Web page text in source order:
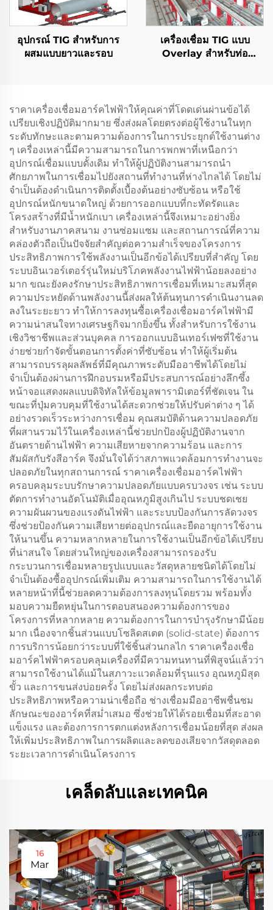
อุปกรณ์ TIG สําหรับการ
ผสมแบบยาวและรอบ
เครื่องเชื่อม TIG แบบ
Overlay สำหรับท่อ
ราคาเครื่องเชื่อมอาร์คไฟฟ้าให้คุณค่าที่โดดเด่นผ่านข้อได้
เปรียบเชิงปฏิบัติมากมาย ซึ่งส่งผลโดยตรงต่อผู้ใช้งานในทุก
ระดับทักษะและตามความต้องการในการประยุกต์ใช้งานต่าง
ๆ เครื่องเหล่านี้มีความสามารถในการพกพาที่เหนือกว่า
อุปกรณ์เชื่อมแบบดั้งเดิม ทำให้ผู้ปฏิบัติงานสามารถนำ
ศักยภาพในการเชื่อมไปยังสถานที่ทำงานที่ห่างไกลได้ โดยไม่
จำเป็นต้องดำเนินการติดตั้งเบื้องต้นอย่างซับซ้อน หรือใช้
อุปกรณ์หนักขนาดใหญ่ ด้วยการออกแบบที่กะทัดรัดและ
โครงสร้างที่มีน้ำหนักเบา เครื่องเหล่านี้จึงเหมาะอย่างยิ่ง
สำหรับงานภาคสนาม งานซ่อมแซม และสถานการณ์ที่ความ
คล่องตัวถือเป็นปัจจัยสำคัญต่อความสำเร็จของโครงการ
ประสิทธิภาพการใช้พลังงานเป็นอีกข้อได้เปรียบที่สำคัญ โดย
ระบบอินเวอร์เตอร์รุ่นใหม่บริโภคพลังงานไฟฟ้าน้อยลงอย่าง
มาก ขณะยังคงรักษาประสิทธิภาพการเชื่อมที่เหมาะสมที่สุด
ความประหยัดด้านพลังงานนี้ส่งผลให้ต้นทุนการดำเนินงานลด
ลงในระยะยาว ทำให้การลงทุนซื้อเครื่องเชื่อมอาร์คไฟฟ้ามี
ความน่าสนใจทางเศรษฐกิจมากยิ่งขึ้น ทั้งสำหรับการใช้งาน
เชิงวิชาชีพและส่วนบุคคล การออกแบบอินเทอร์เฟซที่ใช้งาน
ง่ายช่วยกำจัดขั้นตอนการตั้งค่าที่ซับซ้อน ทำให้ผู้เริ่มต้น
สามารถบรรลุผลลัพธ์ที่มีคุณภาพระดับมืออาชีพได้โดยไม่
จำเป็นต้องผ่านการฝึกอบรมหรือมีประสบการณ์อย่างลึกซึ้ง
หน้าจอแสดงผลแบบดิจิทัลให้ข้อมูลพารามิเตอร์ที่ชัดเจน ใน
ขณะที่ปุ่มควบคุมที่ใช้งานได้สะดวกช่วยให้ปรับค่าต่าง ๆ ได้
อย่างรวดเร็วระหว่างการเชื่อม คุณสมบัติด้านความปลอดภัย
ที่ผสานรวมไว้ในเครื่องเหล่านี้ช่วยปกป้องผู้ปฏิบัติงานจาก
อันตรายด้านไฟฟ้า ความเสียหายจากความร้อน และการ
สัมผัสกับรังสีอาร์ค จึงมั่นใจได้ว่าสภาพแวดล้อมการทำงานจะ
ปลอดภัยในทุกสถานการณ์ ราคาเครื่องเชื่อมอาร์คไฟฟ้า
ครอบคลุมระบบรักษาความปลอดภัยแบบครบวงจร เช่น ระบบ
ตัดการทำงานอัตโนมัติเมื่ออุณหภูมิสูงเกินไป ระบบชดเชย
ความผันผวนของแรงดันไฟฟ้า และระบบป้องกันการลัดวงจร
ซึ่งช่วยป้องกันความเสียหายต่ออุปกรณ์และยืดอายุการใช้งาน
ให้นานขึ้น ความหลากหลายในการใช้งานเป็นอีกข้อได้เปรียบ
ที่น่าสนใจ โดยส่วนใหญ่ของเครื่องสามารถรองรับ
กระบวนการเชื่อมหลายรูปแบบและวัสดุหลายชนิดได้โดยไม่
จำเป็นต้องซื้ออุปกรณ์เพิ่มเติม ความสามารถในการใช้งานได้
หลายหน้าที่นี้ช่วยลดความต้องการลงทุนโดยรวม พร้อมทั้ง
มอบความยืดหยุ่นในการตอบสนองความต้องการของ
โครงการที่หลากหลาย ความต้องการในการบำรุงรักษามีน้อย
มาก เนื่องจากชิ้นส่วนแบบโซลิดสเตต (solid-state) ต้องการ
การบริการน้อยกว่าระบบที่ใช้ชิ้นส่วนกลไก ราคาเครื่องเชื่อ
มอาร์คไฟฟ้าครอบคลุมเครื่องที่มีความทนทานที่พิสูจน์แล้วว่า
สามารถใช้งานได้แม้ในสภาวะแวดล้อมที่รุนแรง อุณหภูมิสุด
ขั้ว และการขนส่งบ่อยครั้ง โดยไม่ส่งผลกระทบต่อ
ประสิทธิภาพหรือความน่าเชื่อถือ ช่างเชื่อมมืออาชีพชื่นชม
ลักษณะของอาร์คที่สม่ำเสมอ ซึ่งช่วยให้ได้รอยเชื่อมที่สะอาด
แข็งแรง และต้องการการตกแต่งหลังการเชื่อมน้อยที่สุด ส่งผล
ให้เพิ่มประสิทธิภาพในการผลิตและลดของเสียจากวัสดุตลอด
ระยะเวลาการดำเนินโครงการ
เคล็ดลับและเทคนิค
16
Mar